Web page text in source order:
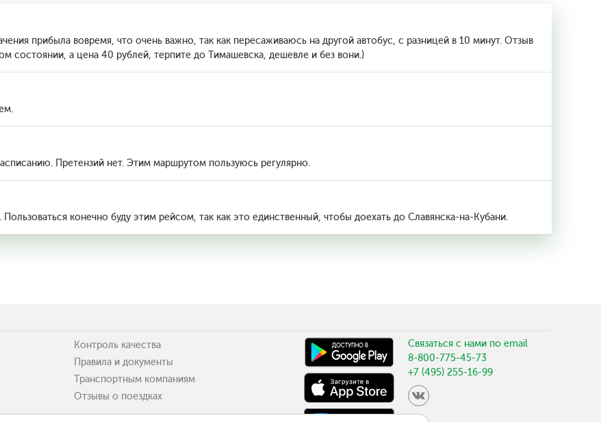
прибыла вовремя, что очень важно, так как пересаживаюсь на другой автобус, с разницей в 10 минут. Отзыв
состоянии, а цена 40 рублей, терпите до Тимашевска, дешевле и без вони.)
Претензий нет. Этим маршрутом пользуюсь регулярно.
конечно буду этим рейсом, так как это единственный, чтобы доехать до Славянска-на-Кубани.
Контроль качества
Правила и документы
Транспортным компаниям
Отзывы о поездках
Связаться с нами по email
8-800-775-45-73
+7 (495) 255-16-99